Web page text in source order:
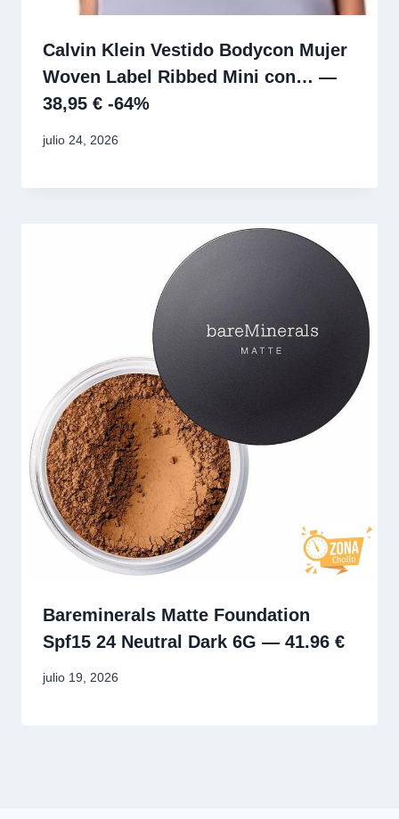
Calvin Klein Vestido Bodycon Mujer
Woven Label Ribbed Mini con… —
38,95 € -64%
julio 24, 2026
Bareminerals Matte Foundation
Spf15 24 Neutral Dark 6G — 41.96 €
julio 19, 2026